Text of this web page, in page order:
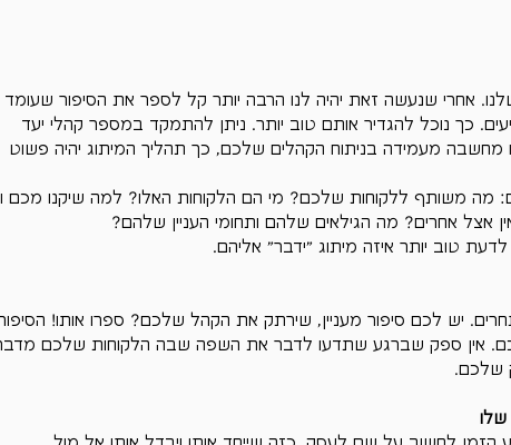
אחרי שנעשה זאת יהיה לנו הרבה יותר קל לספר את הסיפור שעומד
כך נוכל להגדיר אותם טוב יותר. ניתן להתמקד במספר קהלי יעד
מחשבה מעמידה בניתוח הקהלים שלכם, כך תהליך המיתוג יהיה פשוט
מה משותף ללקוחות שלכם? מי הם הלקוחות האלו? למה שיקנו מכם
אחרים? מה הגילאים שלהם ותחומי העניין שלהם?
טוב יותר איזה מיתוג "ידבר" אליהם.
יש לכם סיפור מעניין, שירתק את הקהל שלכם? ספרו אותו!
אין ספק שברגע שתדעו לדבר את השפה שבה הלקוחות שלכם
שלכם.